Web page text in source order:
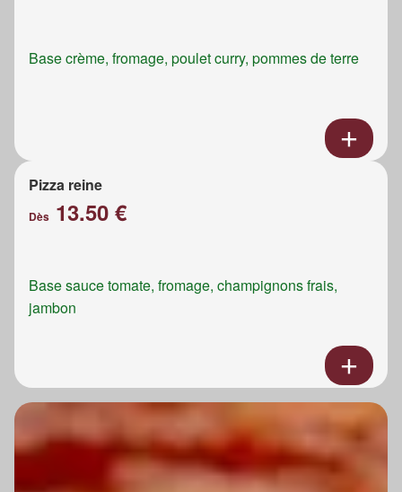
Base crème, fromage, poulet curry, pommes de terre
Pizza reine
Dès 13.50 €
Base sauce tomate, fromage, champignons frais,
jambon